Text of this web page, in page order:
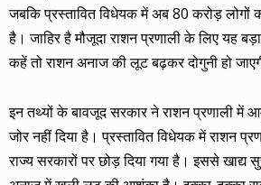
जबकि प्रस्तावित विधेयक में अब 80 करोड़ लोगों
है। जाहिर है मौजूदा राशन प्रणाली के लिए यह
कहें तो राशन अनाज की लूट बढ़कर दोगुनी हो
इन तथ्यों के बावजूद सरकार ने राशन प्रणाली में
जोर नहीं दिया है। प्रस्तावित विधेयक में राशन
राज्य सरकारों पर छोड़ दिया गया है। इससे खाद्य